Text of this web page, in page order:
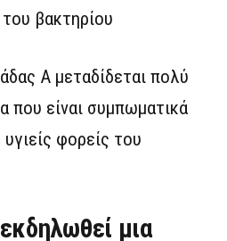
βακτηρίου
Α μεταδίδεται πολύ
που είναι συμπωματικά
φορείς του
μια